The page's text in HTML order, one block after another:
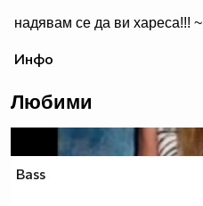
надявам се да ви хареса!!!
Инфо
Любими
Bass